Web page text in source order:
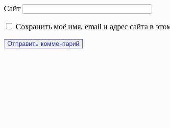
Сайт
Сохранить моё имя, email и адрес сайта в